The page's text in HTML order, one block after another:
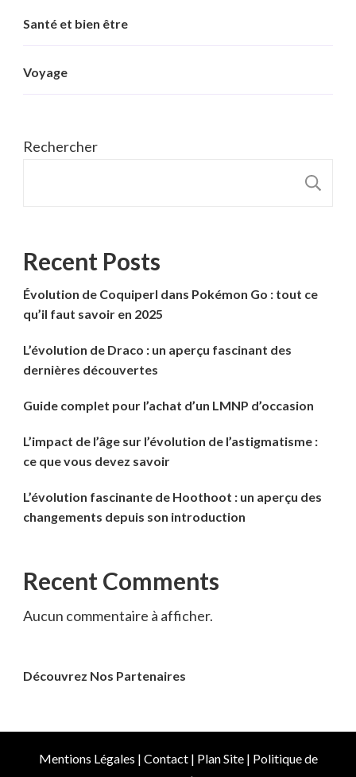
Santé et bien être
Voyage
Rechercher
Recent Posts
Évolution de Coquiperl dans Pokémon Go : tout ce
qu’il faut savoir en 2025
L’évolution de Draco : un aperçu fascinant des
dernières découvertes
Guide complet pour l’achat d’un LMNP d’occasion
L’impact de l’âge sur l’évolution de l’astigmatisme :
ce que vous devez savoir
L’évolution fascinante de Hoothoot : un aperçu des
changements depuis son introduction
Recent Comments
Aucun commentaire à afficher.
Découvrez Nos Partenaires
Mentions Légales | Contact| Plan Site| Politique de